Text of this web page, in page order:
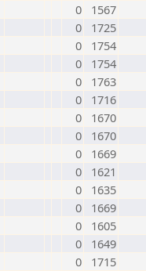
0
1567
0
1725
0
1754
0
1754
0
1763
0
1716
0
1670
0
1670
0
1669
0
1621
0
1635
0
1669
0
1605
0
1649
0
1715